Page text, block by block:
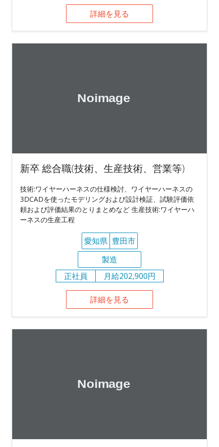
詳細を見る
新卒 総合職(技術、生産技術、営業等)
技術:ワイヤーハーネスの仕様検討、ワイヤーハーネスの
3DCADを使ったモデリングおよび設計検証、試験評価依
頼および評価結果のとりまとめなど 生産技術:ワイヤーハ
ーネスの生産工程
愛知県 豊田市
製造
正社員
月給202,900円
詳細を見る